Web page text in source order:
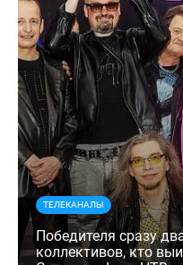
ТЕЛЕКАНАЛЫ
Победителя сразу
коллективов, кто